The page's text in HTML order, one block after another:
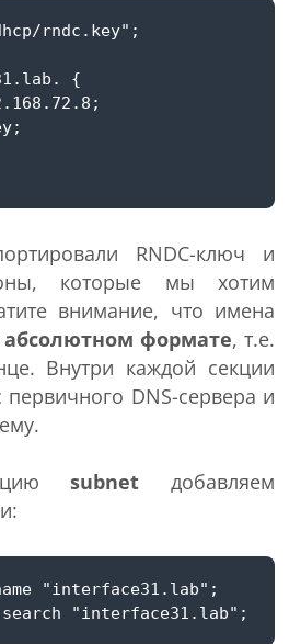
RNDC-ключ и
которые мы хотим
внимание, что имена
абсолютном формате, т.е.
Внутри каждой секции
DNS-сервера и
subnet добавляем